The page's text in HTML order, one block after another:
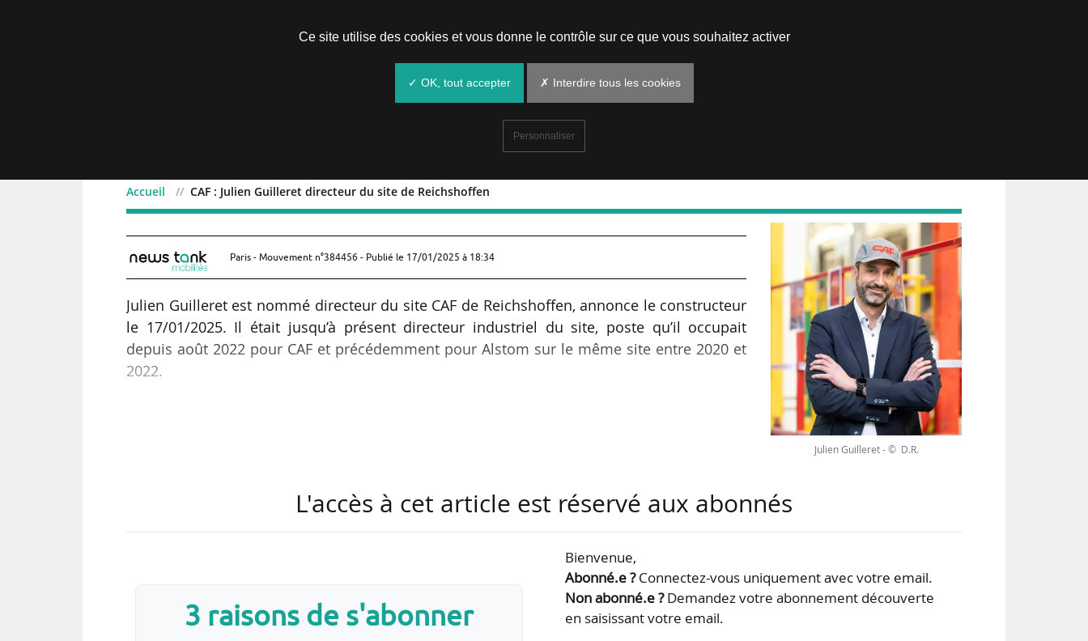
Accueil CAF : Julien Guilleret directeur du site de Reichshoffen
CAF : Julien Guilleret directeur du site de Reichshoffen
Paris - Mouvement n°384456 - Publié le 17/01/2025 à 18:34
Julien Guilleret est nommé directeur du site CAF de Reichshoffen, annonce le constructeur
le 17/01/2025. Il était jusqu’à présent directeur industriel du site, poste qu’il occupait
depuis août 2022 pour CAF et précédemment pour Alstom sur le même site entre 2020 et
2022.
Julien Guilleret - © D.R.
L'accès à cet article est réservé aux abonnés
3 raisons de s'abonner
Bienvenue,
Abonné.e ?Connectez-vous uniquement avec votre email.
Non abonné.e ?Demandez votre abonnement découverte
en saisissant votre email.
Ce site utilise des cookies et vous donne le contrôle sur ce que vous souhaitez activer
✓ OK, tout accepter ✗ Interdire tous les cookies
Personnaliser